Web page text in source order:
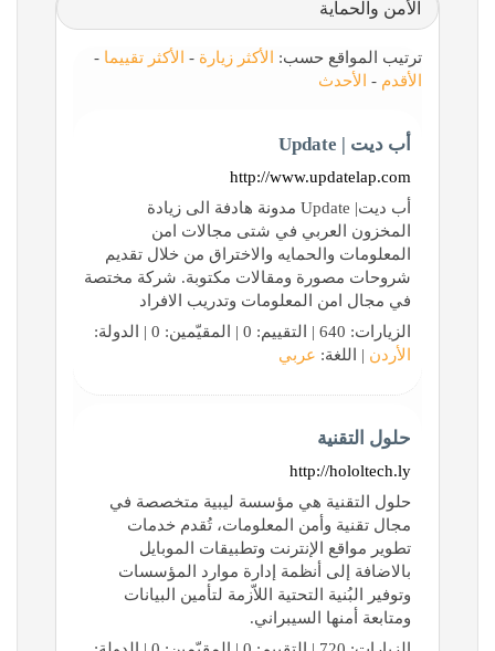
الأمن والحماية
ترتيب المواقع حسب: الأكثر زيارة - الأكثر تقييما -
الأقدم - الأحدث
أب ديت | Update
http://www.updatelap.com
أب ديت| Update مدونة هادفة الى زيادة
المخزون العربي في شتى مجالات امن
المعلومات والحمايه والاختراق من خلال تقديم
شروحات مصورة ومقالات مكتوبة. شركة مختصة
في مجال امن المعلومات وتدريب الافراد
الزيارات: 640 | التقييم: 0 | المقيّمين: 0 | الدولة:
الأردن | اللغة: عربي
حلول التقنية
http://hololtech.ly
حلول التقنية هي مؤسسة ليبية متخصصة في
مجال تقنية وأمن المعلومات، تُقدم خدمات
تطوير مواقع الإنترنت وتطبيقات الموبايل
بالاضافة إلى أنظمة إدارة موارد المؤسسات
وتوفير البُنية التحتية اللاّزمة لتأمين البيانات
ومتابعة أمنها السيبراني.